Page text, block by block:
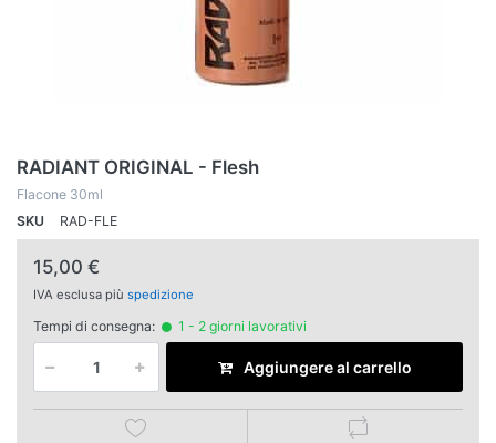
RADIANT ORIGINAL - Flesh
Flacone 30ml
SKU
RAD-FLE
15,00 €
IVA esclusa più spedizione
Tempi di consegna: 1 - 2 giorni lavorativi
Aggiungere al carrello